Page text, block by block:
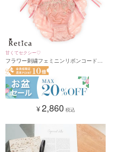
甘くてセクシー♡
フラワー刺繍フェミニンリボンコードデ
ザインブラジャー&ショーツセット(ピン
ク)(A～F/65～80)
¥2,860 税込